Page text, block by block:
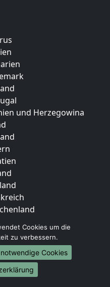
und Herzegowina
Cookies um die
zu verbessern.
Cookies